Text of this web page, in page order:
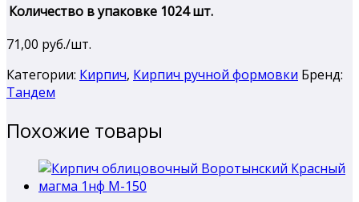
Количество в упаковке 1024 шт.
71,00 руб./шт.
Категории: Кирпич, Кирпич ручной формовки Бренд:
Тандем
Похожие товары